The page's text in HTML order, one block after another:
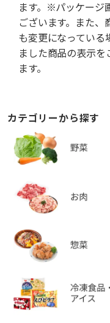
ます。※パッケージ
ございます。また、
も変更になっている
ました商品の表示
ます。
カテゴリーから探す